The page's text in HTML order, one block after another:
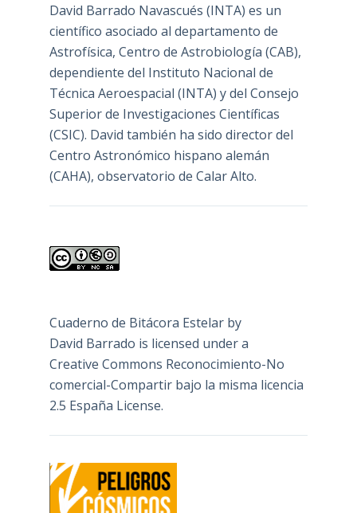
David Barrado Navascués (INTA) es un
científico asociado al departamento de
Astrofísica, Centro de Astrobiología (CAB),
dependiente del Instituto Nacional de
Técnica Aeroespacial (INTA) y del Consejo
Superior de Investigaciones Científicas
(CSIC). David también ha sido director del
Centro Astronómico hispano alemán
(CAHA), observatorio de Calar Alto.
Cuaderno de Bitácora Estelarby
David Barrado is licensed under a
Creative Commons Reconocimiento-No
comercial-Compartir bajo la misma licencia
2.5 España License.